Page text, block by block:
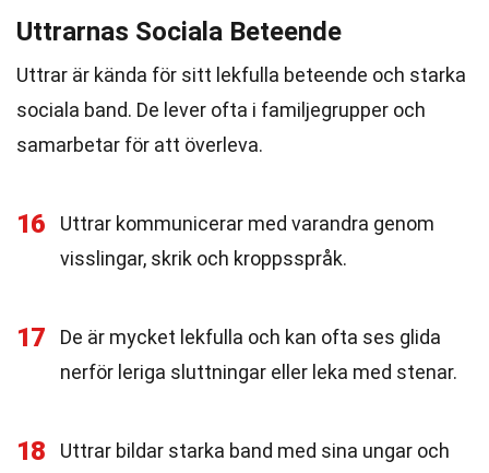
Uttrarnas Sociala Beteende
Uttrar är kända för sitt lekfulla beteende och starka
sociala band. De lever ofta i familjegrupper och
samarbetar för att överleva.
16
Uttrar kommunicerar med varandra genom
visslingar, skrik och kroppsspråk.
17
De är mycket lekfulla och kan ofta ses glida
nerför leriga sluttningar eller leka med stenar.
18
Uttrar bildar starka band med sina ungar och